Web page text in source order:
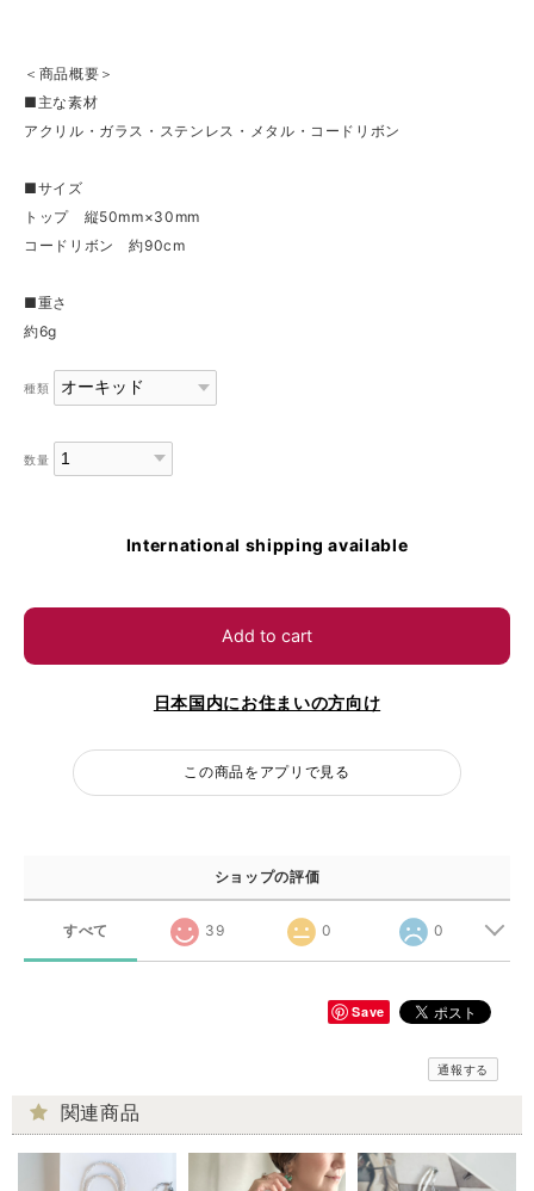
＜商品概要＞
■主な素材
アクリル・ガラス・ステンレス・メタル・コードリボン
■サイズ
トップ 縦50mm×30mm
コードリボン 約90cm
■重さ
約6g
種類
数量
International shipping available
Add to cart
日本国内にお住まいの方向け
この商品をアプリで見る
ショップの評価
すべて 39 0 0
Save
通報する
関連商品